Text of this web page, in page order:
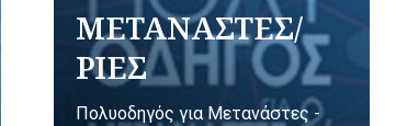
ΜΕΤΑΝΑΣΤΕΣ/
ΡΙΕΣ
Πολυοδηγός για Μετανάστες -